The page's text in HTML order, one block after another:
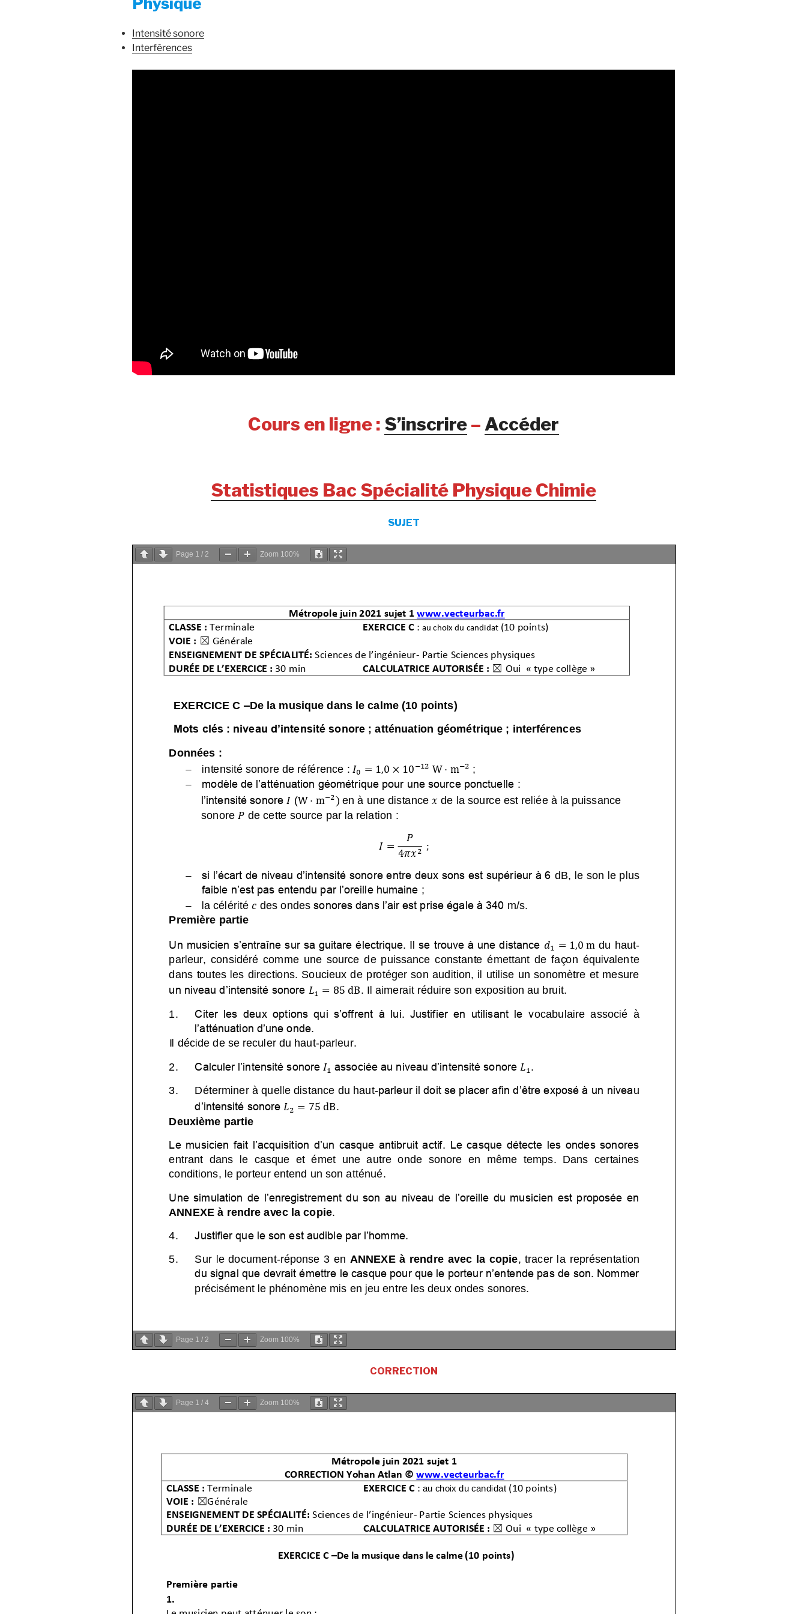
Intensité sonore
Interférences
Cours en ligne : S’inscrire– Accéder
Statistiques Bac Spécialité Physique Chimie
SUJET
Page 1 / 2 Zoom 100%
Page 1 / 2 Zoom 100%
CORRECTION
Page 1 / 4 Zoom 100%